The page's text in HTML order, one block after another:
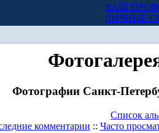
ВАШ
ЛИЧНЫЕ
Фотографии Санкт-
Список
комментарии :: Часто